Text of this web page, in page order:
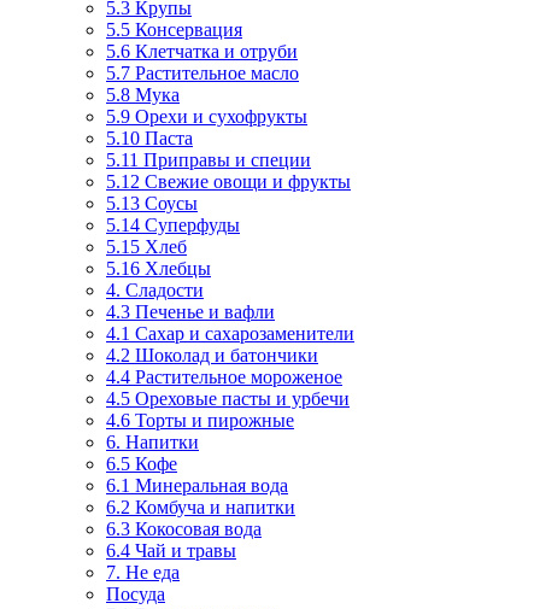
5.3 Крупы
5.5 Консервация
5.6 Клетчатка и отруби
5.7 Растительное масло
5.8 Мука
5.9 Орехи и сухофрукты
5.10 Паста
5.11 Приправы и специи
5.12 Свежие овощи и фрукты
5.13 Соусы
5.14 Суперфуды
5.15 Хлеб
5.16 Хлебцы
4. Сладости
4.3 Печенье и вафли
4.1 Сахар и сахарозаменители
4.2 Шоколад и батончики
4.4 Растительное мороженое
4.5 Ореховые пасты и урбечи
4.6 Торты и пирожные
6. Напитки
6.5 Кофе
6.1 Минеральная вода
6.2 Комбуча и напитки
6.3 Кокосовая вода
6.4 Чай и травы
7. Не еда
Посуда